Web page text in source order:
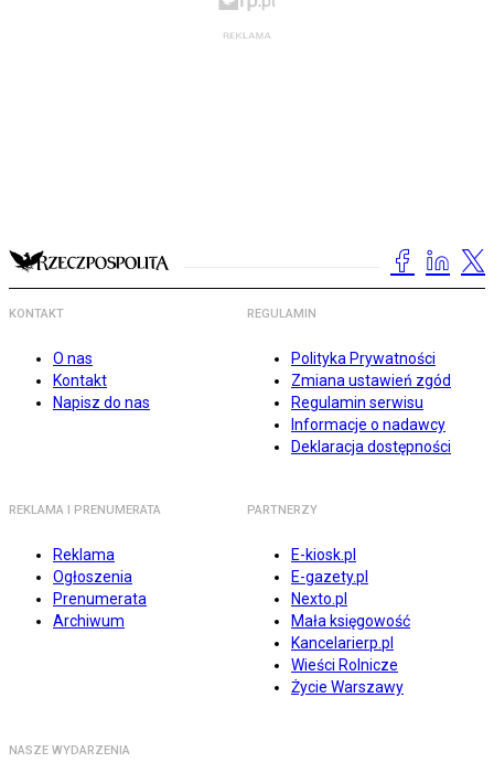
KONTAKT
O nas
Kontakt
Napisz do nas
REGULAMIN
Polityka Prywatności
Zmiana ustawień zgód
Regulamin serwisu
Informacje o nadawcy
Deklaracja dostępności
REKLAMA I PRENUMERATA
Reklama
Ogłoszenia
Prenumerata
Archiwum
PARTNERZY
E-kiosk.pl
E-gazety.pl
Nexto.pl
Mała księgowość
Kancelarierp.pl
Wieści Rolnicze
Życie Warszawy
NASZE WYDARZENIA